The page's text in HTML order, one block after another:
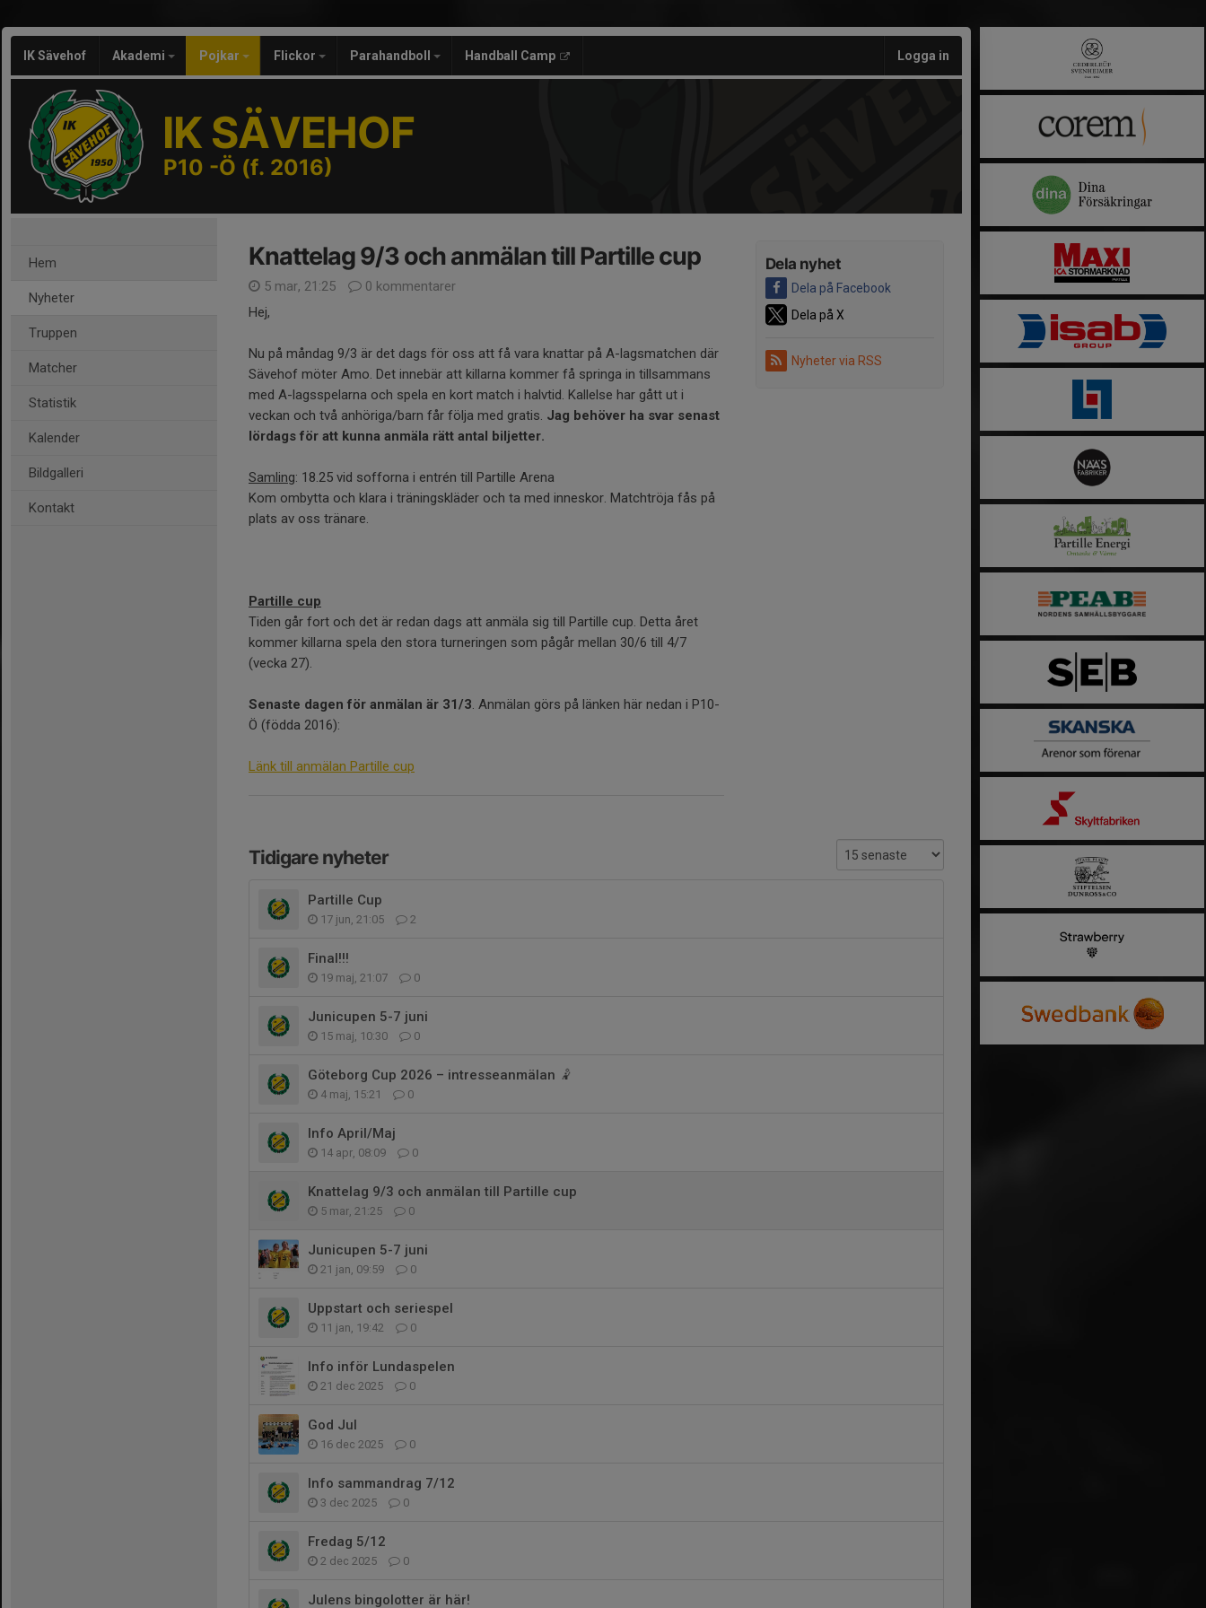
IK Sävehof Akademi Pojkar Flickor Parahandboll Handball Camp Logga in
IK SÄVEHOF
P10 -Ö (f. 2016)
Hem
Nyheter
Truppen
Matcher
Statistik
Kalender
Bildgalleri
Kontakt
Dela nyhet
Dela på Facebook
Dela på X
Nyheter via RSS
Knattelag 9/3 och anmälan till Partille cup
5 mar, 21:25
0 kommentarer
Hej,
Nu på måndag 9/3 är det dags för oss att få vara knattar på A-lagsmatchen där
Sävehof möter Amo. Det innebär att killarna kommer få springa in tillsammans
med A-lagsspelarna och spela en kort match i halvtid. Kallelse har gått ut i
veckan och två anhöriga/barn får följa med gratis. Jag behöver ha svar senast
lördags för att kunna anmäla rätt antal biljetter.
Samling: 18.25 vid sofforna i entrén till Partille Arena
Kom ombytta och klara i träningskläder och ta med inneskor. Matchtröja fås på
plats av oss tränare.
Partille cup
Tiden går fort och det är redan dags att anmäla sig till Partille cup. Detta året
kommer killarna spela den stora turneringen som pågår mellan 30/6 till 4/7
(vecka 27).
Senaste dagen för anmälan är 31/3. Anmälan görs på länken här nedan i P10-
Ö (födda 2016):
Länk till anmälan Partille cup
Tidigare nyheter
Partille Cup
17 jun, 21:05 2
Final!!!
19 maj, 21:07 0
Junicupen 5-7 juni
15 maj, 10:30 0
Göteborg Cup 2026 – intresseanmälan 🤾
4 maj, 15:21 0
Info April/Maj
14 apr, 08:09 0
Knattelag 9/3 och anmälan till Partille cup
5 mar, 21:25 0
Junicupen 5-7 juni
21 jan, 09:59 0
Uppstart och seriespel
11 jan, 19:42 0
Info inför Lundaspelen
21 dec 2025 0
God Jul
16 dec 2025 0
Info sammandrag 7/12
3 dec 2025 0
Fredag 5/12
2 dec 2025 0
Julens bingolotter är här!